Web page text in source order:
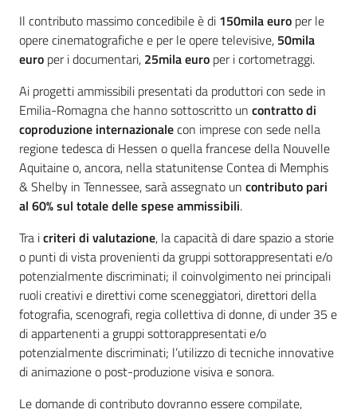
Il contributo massimo concedibile è di 150mila euro per le
opere cinematografiche e per le opere televisive, 50mila
euro per i documentari, 25mila euro per i cortometraggi.
Ai progetti ammissibili presentati da produttori con sede in
Emilia-Romagna che hanno sottoscritto un contratto di
coproduzione internazionalecon imprese con sede nella
regione tedesca di Hessen o quella francese della Nouvelle
Aquitaine o, ancora, nella statunitense Contea di Memphis
& Shelby in Tennessee, sarà assegnato un contributo pari
al 60% sul totale delle spese ammissibili.
Tra icriteri di valutazione, la capacità di dare spazio a storie
o punti di vista provenienti da gruppi sottorappresentati e/o
potenzialmente discriminati; il coinvolgimento nei principali
ruoli creativi e direttivi come sceneggiatori, direttori della
fotografia, scenografi, regia collettiva di donne, di under 35 e
di appartenenti a gruppi sottorappresentati e/o
potenzialmente discriminati; l’utilizzo di tecniche innovative
di animazione o post-produzione visiva e sonora.
Le domande di contributo dovranno essere compilate,